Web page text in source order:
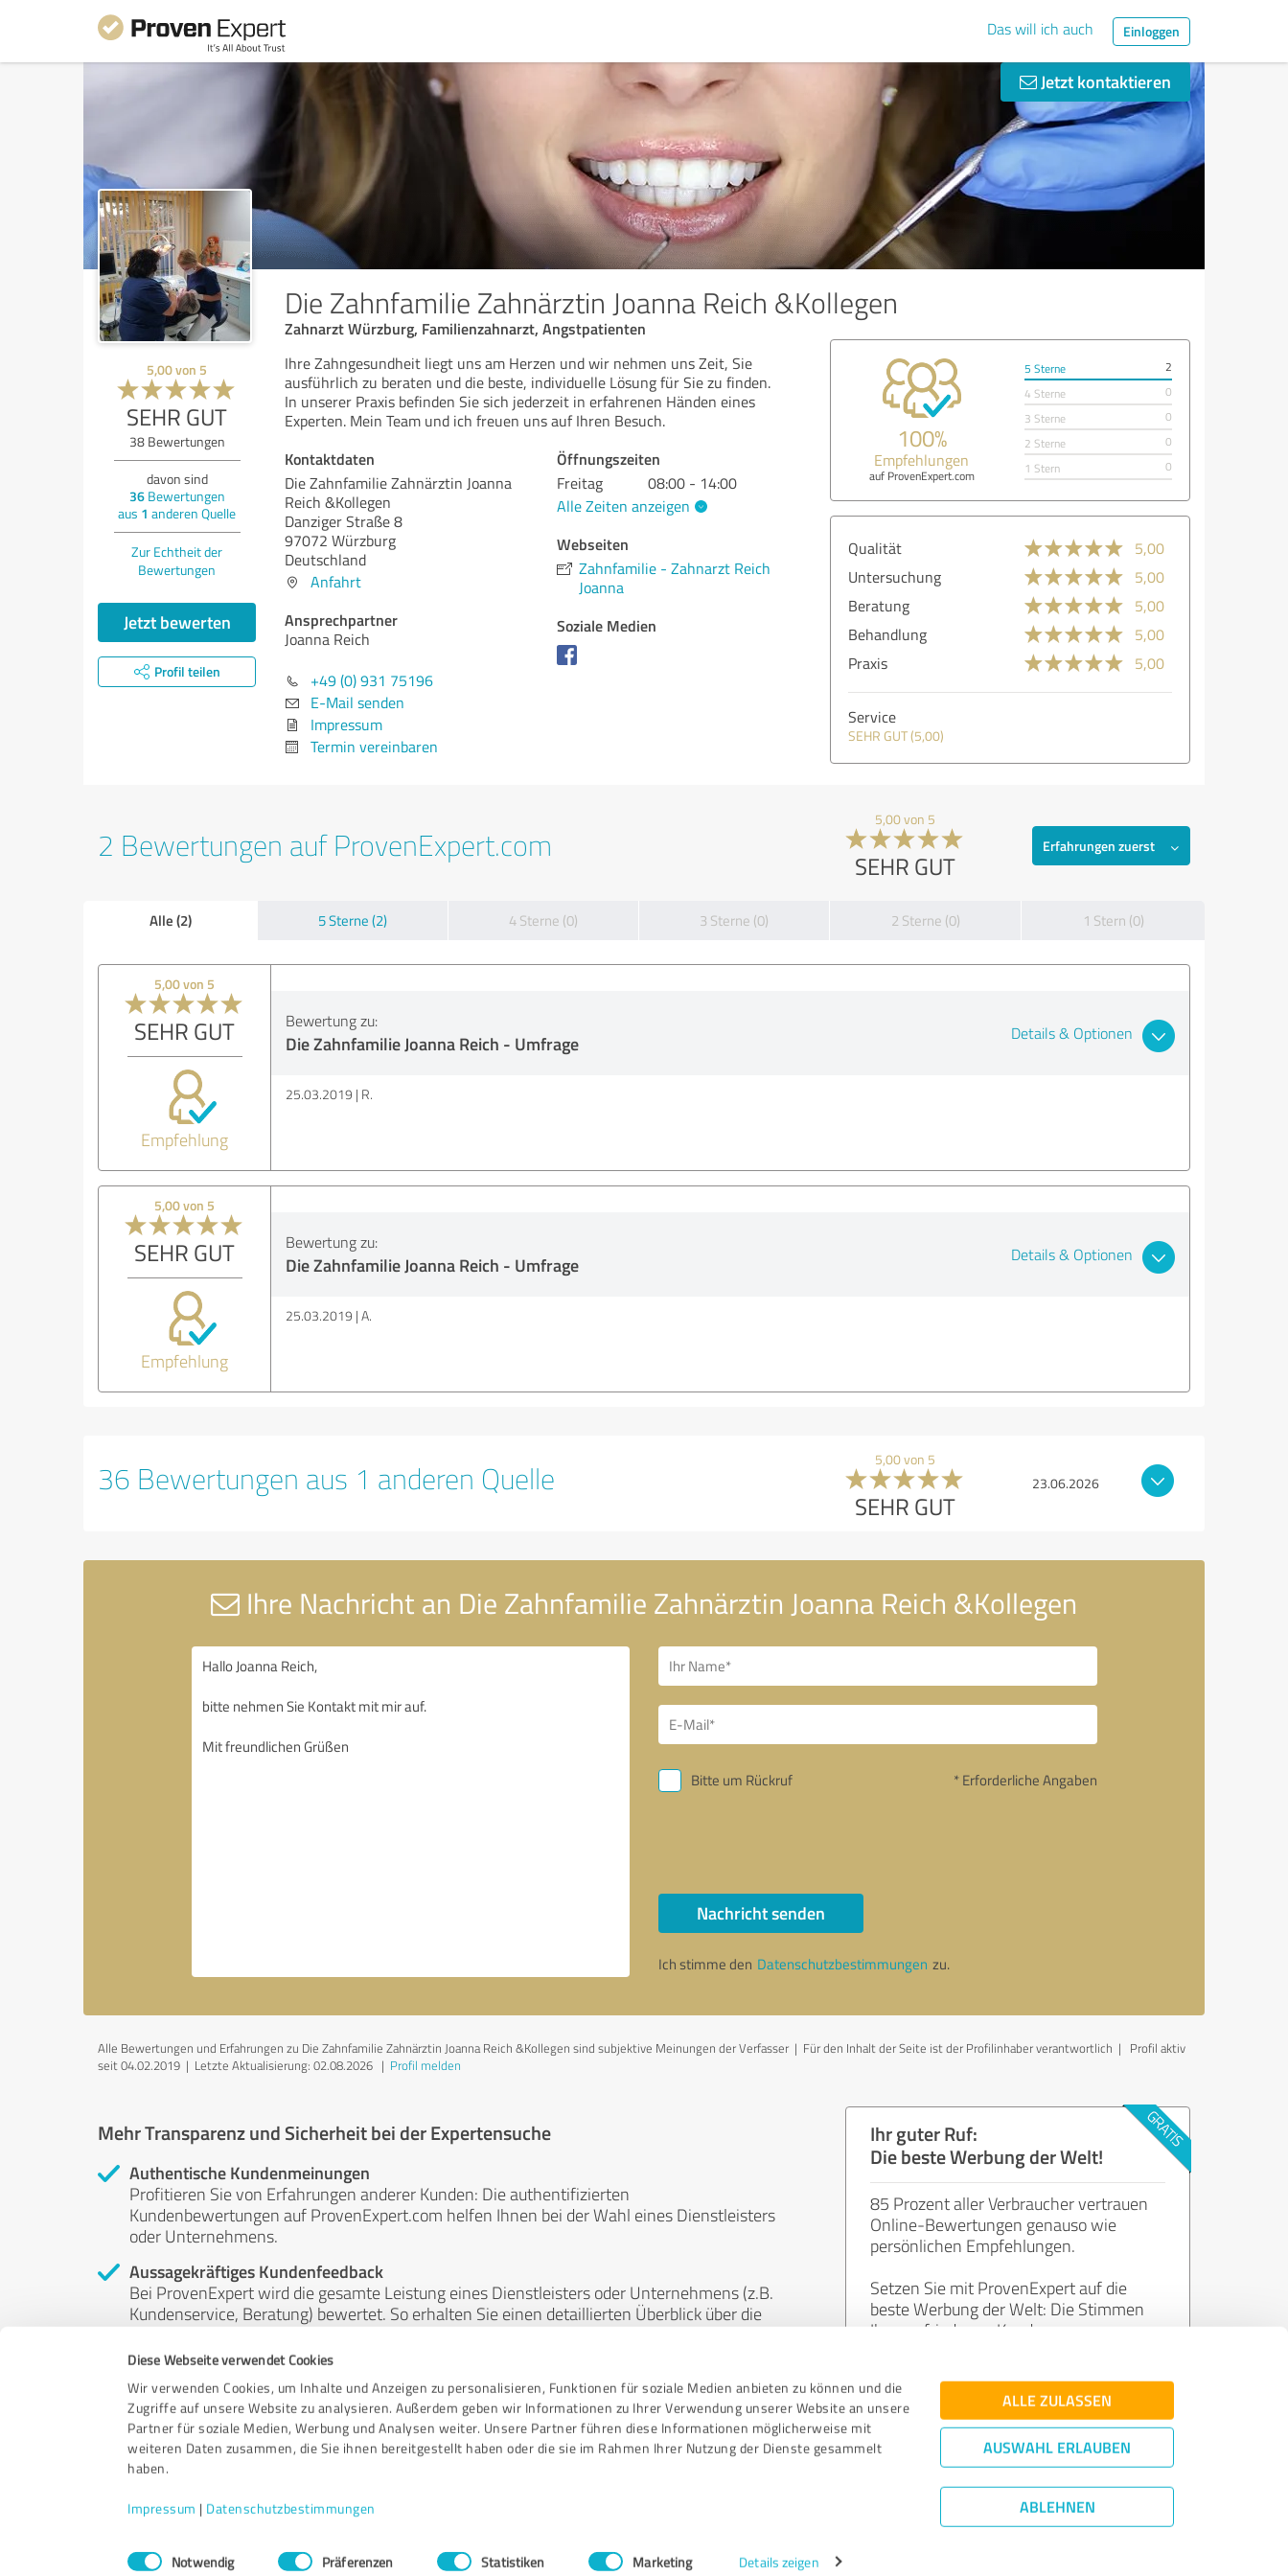
Diese Webseite verwendet Cookies
Wir verwenden Cookies, um Inhalte und Anzeigen zu personalisieren, Funktionen für soziale Medien anbieten zu können und die
Zugriffe auf unsere Website zu analysieren. Außerdem geben wir Informationen zu Ihrer Verwendung unserer Website an unsere
Partner für soziale Medien, Werbung und Analysen weiter. Unsere Partner führen diese Informationen möglicherweise mit
weiteren Daten zusammen, die Sie ihnen bereitgestellt haben oder die sie im Rahmen Ihrer Nutzung der Dienste gesammelt
haben.
Impressum | Datenschutzbestimmungen
Einwilligungsauswahl
Notwendig Präferenzen Statistiken Marketing Details zeigen
ALLE ZULASSEN
AUSWAHL ERLAUBEN
ABLEHNEN
Das will ich auch Einloggen
Jetzt kontaktieren
Die Zahnfamilie Zahnärztin Joanna Reich &Kollegen
Zahnarzt Würzburg, Familienzahnarzt, Angstpatienten
5,00von 5
SEHR GUT
38Bewertungen
davon sind
36Bewertungen
aus 1 anderen Quelle
Zur Echtheit der
Bewertungen
Jetzt bewerten
Profil teilen
Ihre Zahngesundheit liegt uns am Herzen und wir nehmen uns Zeit, Sie
ausführlich zu beraten und die beste, individuelle Lösung für Sie zu finden.
In unserer Praxis befinden Sie sich jederzeit in erfahrenen Händen eines
Experten. Mein Team und ich freuen uns auf Ihren Besuch.
Kontaktdaten
Die Zahnfamilie Zahnärztin Joanna
Reich &Kollegen
Danziger Straße 8
97072 Würzburg
Deutschland
Anfahrt
Ansprechpartner
Joanna Reich
+49 (0) 931 75196
E-Mail senden
Impressum
Termin vereinbaren
Öffnungszeiten
Freitag
08:00 - 14:00
Alle Zeiten anzeigen
Webseiten
Zahnfamilie - Zahnarzt Reich
Joanna
Soziale Medien
100%
Empfehlungen
auf ProvenExpert.com
5 Sterne
2
4 Sterne
0
3 Sterne
0
2 Sterne
0
1 Stern
0
Qualität
5,00
Untersuchung
5,00
Beratung
5,00
Behandlung
5,00
Praxis
5,00
Service
SEHR GUT (5,00)
2 Bewertungen auf ProvenExpert.com
5,00 von 5
SEHR GUT
Erfahrungen zuerst
Alle (2) 5 Sterne (2) 4 Sterne (0) 3 Sterne (0) 2 Sterne (0) 1 Stern (0)
5,00 von 5
SEHR GUT
Empfehlung
Bewertung zu:
Die Zahnfamilie Joanna Reich - Umfrage Details & Optionen
25.03.2019 R.
5,00 von 5
SEHR GUT
Empfehlung
Bewertung zu:
Die Zahnfamilie Joanna Reich - Umfrage Details & Optionen
25.03.2019 A.
36 Bewertungen aus 1 anderen Quelle 5,00 von 5
SEHR GUT
23.06.2026
Ihre Nachricht an Die Zahnfamilie Zahnärztin Joanna Reich &Kollegen
Bitte um Rückruf * Erforderliche Angaben
Nachricht senden
Ich stimme den Datenschutzbestimmungen zu.
Alle Bewertungen und Erfahrungen zu Die Zahnfamilie Zahnärztin Joanna Reich &Kollegen sind subjektive Meinungen der Verfasser | Für den Inhalt der Seite ist der Profilinhaber verantwortlich | Profil aktiv
seit 04.02.2019 | Letzte Aktualisierung: 02.08.2026 | Profil melden
Mehr Transparenz und Sicherheit bei der Expertensuche
Authentische Kundenmeinungen
Profitieren Sie von Erfahrungen anderer Kunden: Die authentifizierten
Kundenbewertungen auf ProvenExpert.com helfen Ihnen bei der Wahl eines Dienstleisters
oder Unternehmens.
Aussagekräftiges Kundenfeedback
Bei ProvenExpert wird die gesamte Leistung eines Dienstleisters oder Unternehmens (z.B.
Kundenservice, Beratung) bewertet. So erhalten Sie einen detaillierten Überblick über die
Unabhängige Bewertungen
ProvenExpert ist grundsätzlich kostenlos, unabhängig und neutral. Bewertungen von
Kunden erfolgen freiwillig, können nicht gekauft werden und sind weder finanziell noch
anderweitig beeinflussbar.
Ihr guter Ruf:
Die beste Werbung der Welt!
85 Prozent aller Verbraucher vertrauen
Online-Bewertungen genauso wie
persönlichen Empfehlungen.
Setzen Sie mit ProvenExpert auf die
beste Werbung der Welt: Die Stimmen
Ihrer zufriedenen Kunden.
Jetzt kostenlos starten
Bewertungs­richtlinien|Qualitätssicherung|Datenschutz|Impressum